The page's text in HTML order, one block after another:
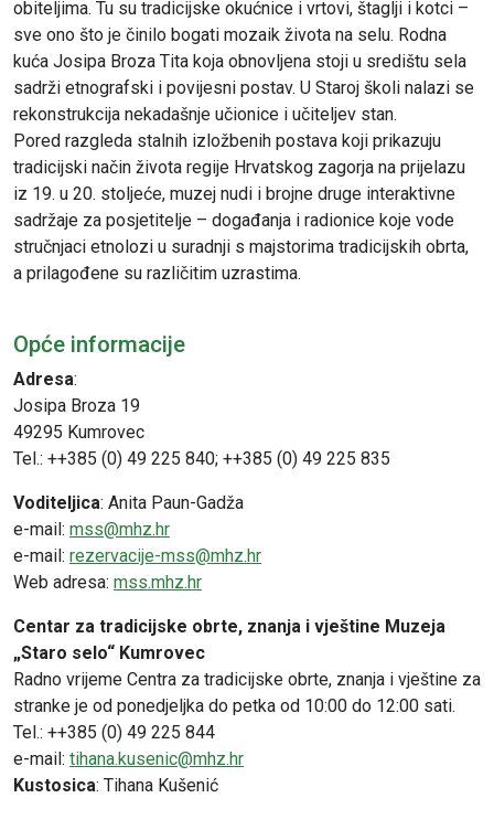
obiteljima. Tu su tradicijske okućnice i vrtovi, štaglji i kotci –
sve ono što je činilo bogati mozaik života na selu. Rodna
kuća Josipa Broza Tita koja obnovljena stoji u središtu sela
sadrži etnografski i povijesni postav. U Staroj školi nalazi se
rekonstrukcija nekadašnje učionice i učiteljev stan.
Pored razgleda stalnih izložbenih postava koji prikazuju
tradicijski način života regije Hrvatskog zagorja na prijelazu
iz 19. u 20. stoljeće, muzej nudi i brojne druge interaktivne
sadržaje za posjetitelje – događanja i radionice koje vode
stručnjaci etnolozi u suradnji s majstorima tradicijskih obrta,
a prilagođene su različitim uzrastima.
Opće informacije
Adresa:
Josipa Broza 19
49295 Kumrovec
Tel.: ++385 (0) 49 225 840; ++385 (0) 49 225 835
Voditeljica: Anita Paun-Gadža
e-mail: mss@mhz.hr
e-mail: rezervacije-mss@mhz.hr
Web adresa: mss.mhz.hr
Centar za tradicijske obrte, znanja i vještine Muzeja
„Staro selo“ Kumrovec
Radno vrijeme Centra za tradicijske obrte, znanja i vještine za
stranke je od ponedjeljka do petka od 10:00 do 12:00 sati.
Tel.: ++385 (0) 49 225 844
e-mail: tihana.kusenic@mhz.hr
Kustosica: Tihana Kušenić